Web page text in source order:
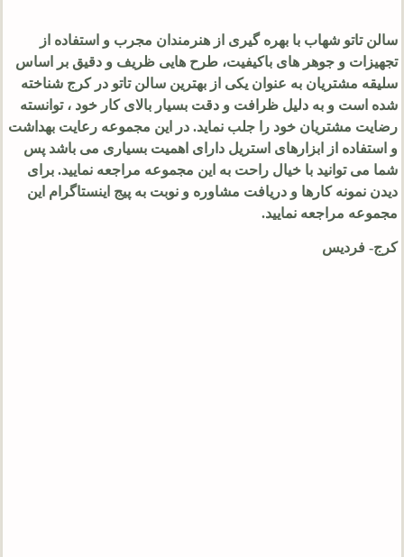
سالن تاتو شهاب با بهره‌ گیری از هنرمندان مجرب و استفاده از
تجهیزات و جوهر های باکیفیت، طرح‌ هایی ظریف و دقیق بر اساس
سلیقه مشتریان به عنوان یکی از بهترین سالن تاتو در کرج شناخته
شده است و به دلیل ظرافت و دقت بسیار بالای کار خود ، توانسته
رضایت مشتریان خود را جلب نماید. در این مجموعه رعایت بهداشت
و استفاده از ابزارهای استریل دارای اهمیت بسیاری می باشد پس
شما می توانید با خیال راحت به این مجموعه مراجعه نمایید. برای
دیدن نمونه کارها و دریافت مشاوره و نوبت به پیج اینستاگرام این
مجموعه مراجعه نمایید.
کرج- فردیس